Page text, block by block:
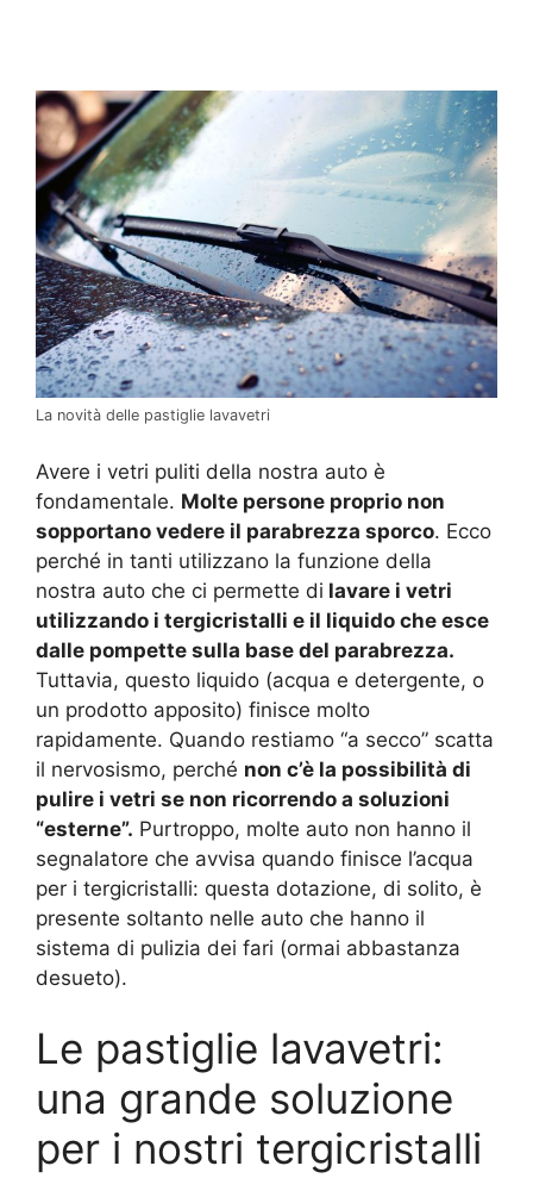
La novità delle pastiglie lavavetri
Avere i vetri puliti della nostra auto è
fondamentale. Molte persone proprio non
sopportano vedere il parabrezza sporco. Ecco
perché in tanti utilizzano la funzione della
nostra auto che ci permette di lavare i vetri
utilizzando i tergicristalli e il liquido che esce
dalle pompette sulla base del parabrezza.
Tuttavia, questo liquido (acqua e detergente, o
un prodotto apposito) finisce molto
rapidamente. Quando restiamo “a secco” scatta
il nervosismo, perché non c’è la possibilità di
pulire i vetri se non ricorrendo a soluzioni
“esterne”. Purtroppo, molte auto non hanno il
segnalatore che avvisa quando finisce l’acqua
per i tergicristalli: questa dotazione, di solito, è
presente soltanto nelle auto che hanno il
sistema di pulizia dei fari (ormai abbastanza
desueto).
Le pastiglie lavavetri:
una grande soluzione
per i nostri tergicristalli